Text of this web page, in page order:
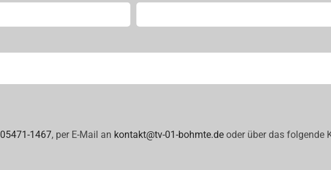
05471-1467, per E-Mail an kontakt@tv-01-bohmte.de oder über das folgende